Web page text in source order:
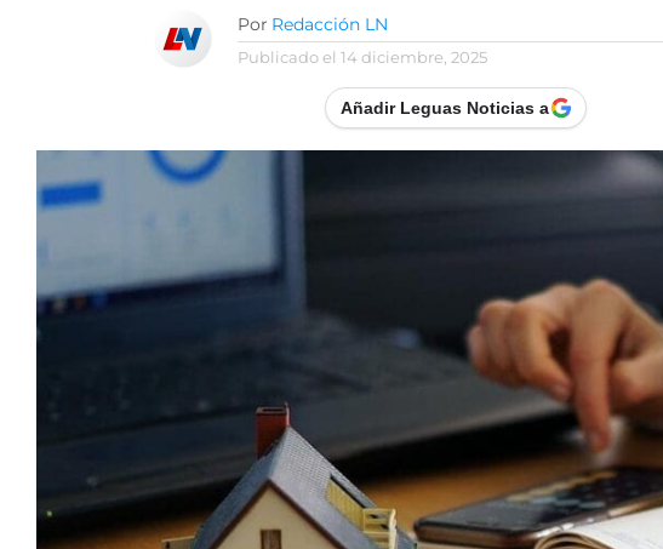
Por Redacción LN
Publicado el 14 diciembre, 2025
Añadir Leguas Noticias a